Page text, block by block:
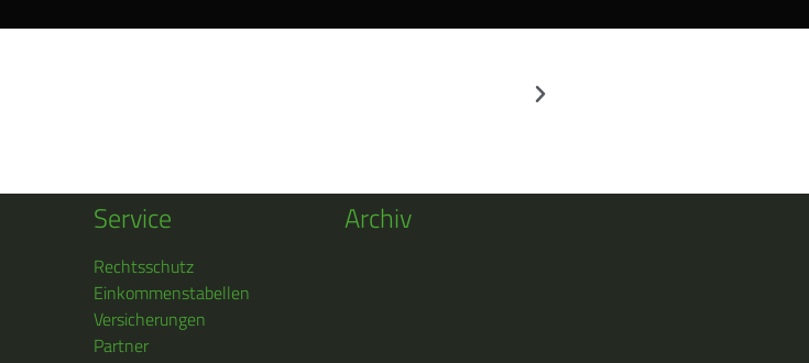
Service
Rechtsschutz
Einkommenstabellen
Versicherungen
Partner
Archiv